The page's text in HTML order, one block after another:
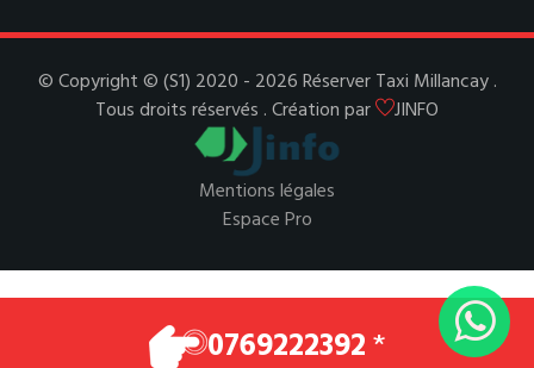
© Copyright © (S1) 2020 - 2026 Réserver Taxi Millancay .
Tous droits réservés . Création par
JINFO
Mentions légales
Espace Pro
0769222392*